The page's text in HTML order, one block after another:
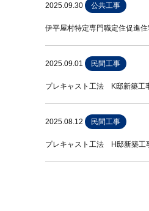
2025.09.30 公共工事
伊平屋村特定専門職定住促進
2025.09.01 民間工事
プレキャスト工法 K邸新築
2025.08.12 民間工事
プレキャスト工法 H邸新築